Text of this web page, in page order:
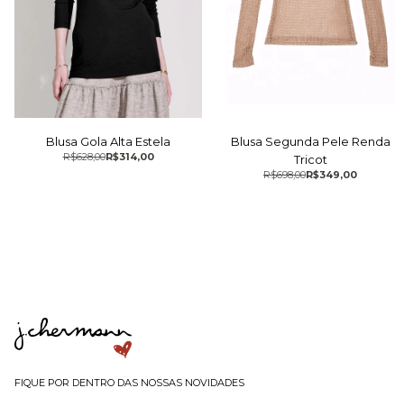
Blusa Gola Alta Estela
R$314,00
R$628,00
Blusa Segunda Pele Renda
Tricot
R$349,00
R$698,00
FIQUE POR DENTRO DAS NOSSAS NOVIDADES